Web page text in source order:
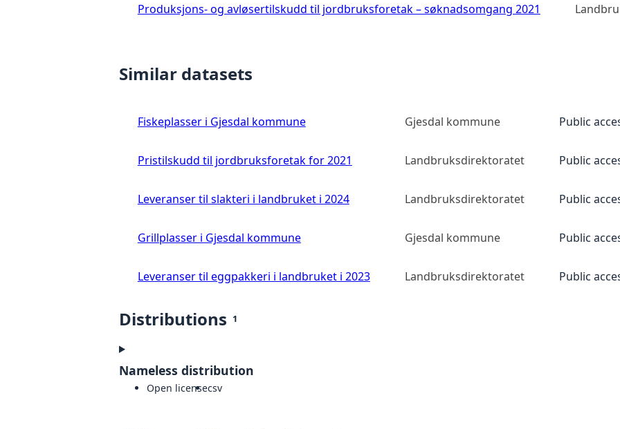
Produksjons- og avløsertilskudd til jordbruksforetak – søknadsomgang 2021
Similar datasets
Fiskeplasser i Gjesdal kommune Gjesdal kommune Public
Pristilskudd til jordbruksforetak for 2021 Landbruksdirektoratet Public
Leveranser til slakteri i landbruket i 2024 Landbruksdirektoratet Public
Grillplasser i Gjesdal kommune Gjesdal kommune Public
Leveranser til eggpakkeri i landbruket i 2023 Landbruksdirektoratet Public
Distributions 1
Nameless distribution
Open licensecsv